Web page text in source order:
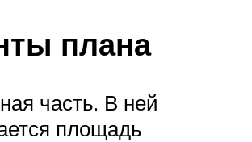
плана
часть. В ней
площадь